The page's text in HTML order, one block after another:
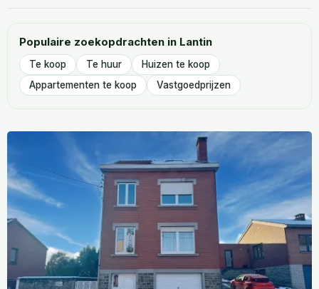
Populaire zoekopdrachten in Lantin
Te koop Te huur
Huizen te koop
Appartementen te koop
Vastgoedprijzen